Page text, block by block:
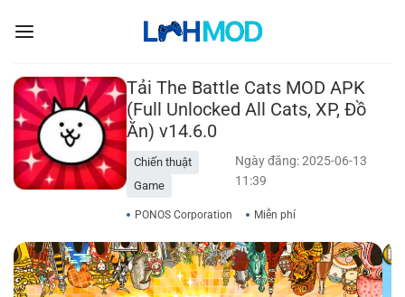
qua
dung
Tải The Battle Cats MOD APK
(Full Unlocked All Cats, XP, Đồ
Ăn) v14.6.0
Chiến thuật
Game
Ngày đăng: 2025-06-13
11:39
PONOS Corporation​ Miễn phí